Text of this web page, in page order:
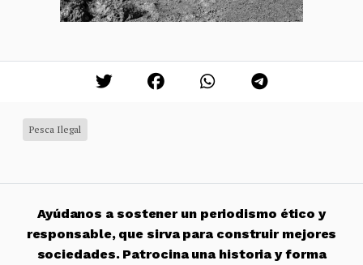
Pesca Ilegal
Ayúdanos a sostener un periodismo ético y
responsable, que sirva para construir mejores
sociedades. Patrocina una historia y forma